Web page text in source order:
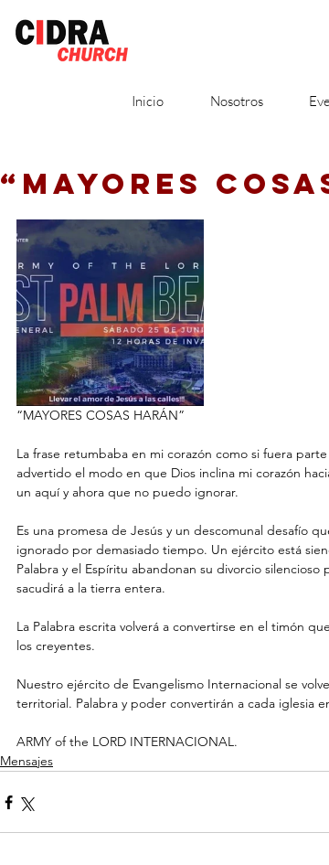
Inicio Nosotros
“MAYORES
“MAYORES COSAS HARÁN”
La frase retumbaba en mi corazón como si fuera
advertido el modo en que Dios inclina mi corazón
un aquí y ahora que no puedo ignorar.
Es una promesa de Jesús y un descomunal desafío
ignorado por demasiado tiempo. Un ejército está
Palabra y el Espíritu abandonan su divorcio
sacudirá a la tierra entera.
La Palabra escrita volverá a convertirse en el timón
los creyentes.
Nuestro ejército de Evangelismo Internacional se
territorial. Palabra y poder convertirán a cada iglesia
ARMY of the LORD INTERNACIONAL.
Mensajes